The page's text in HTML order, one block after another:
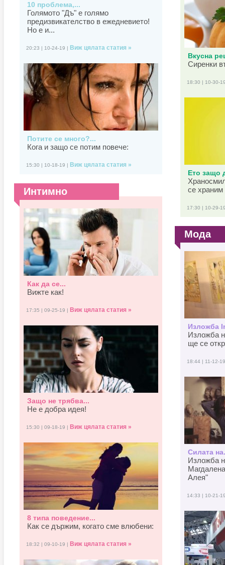
10 проблема,...
Голямото "Дъ" е голямо
предизвикателство в ежедневието!
Но е и...
20:23 | 10-24-19 | Виж цялата статия »
Потите се много?...
Кога и защо се потим повече:
15:30 | 10-18-19 | Виж цялата статия »
Интимно
Как да се...
Вижте как!
17:35 | 09-25-19 | Виж цялата статия »
Защо не трябва...
Не е добра идея!
15:30 | 09-18-19 | Виж цялата статия »
8 типа поведение...
Как се държим, когато смe влюбени:
18:32 | 09-10-19 | Виж цялата статия »
Вкусна
Сиренки
18:30 | 10-30-
Ето защо
се храним
17:30 | 10-29-
Мода
Изложба
Изложба
ще се
18:44 | 11-12-
Силата
Изложба
Алея"
14:33 | 10-21-